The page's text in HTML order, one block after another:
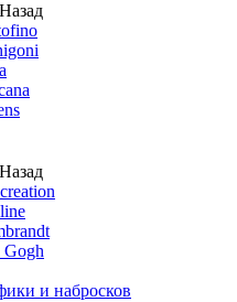
Назад
Назад
Gogh
и набросков